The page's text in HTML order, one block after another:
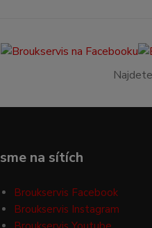
na sítích
Broukservis Facebook
Broukservis Instagram